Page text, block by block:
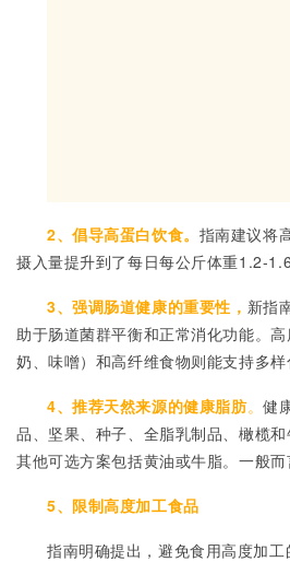
2、倡导高蛋白饮食。 指南建议将
摄入量提升到了每日每公斤体重1.2-1.6
3、强调肠道健康的重要性， 新指
助于肠道菌群平衡和正常消化功能。
奶、味噌）和高纤维食物则能支持多
4、推荐天然来源的健康脂肪。健
品、坚果、种子、全脂乳制品、橄榄
其他可选方案包括黄油或牛脂。一般
5、限制高度加工食品
指南明确提出，避免食用高度加